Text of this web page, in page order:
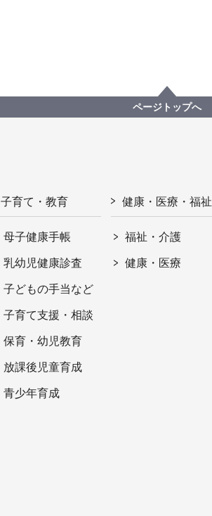
ページトップへ
子育て・教育
母子健康手帳
乳幼児健康診査
子どもの手当など
子育て支援・相談
保育・幼児教育
放課後児童育成
青少年育成
健康・医療・福祉
福祉・介護
健康・医療